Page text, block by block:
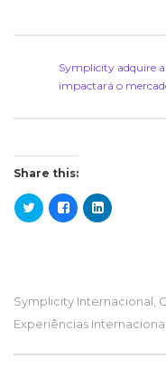
Symplicity adquire
impactará o
Share this:
Symplicity Internacional
Experiências